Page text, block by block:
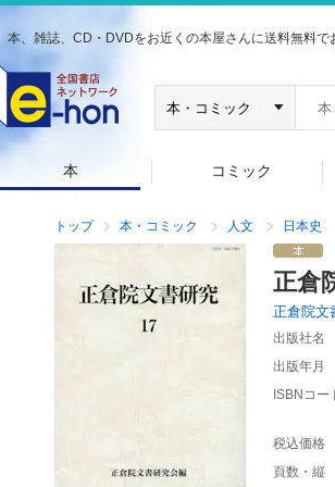
本、雑誌、CD・DVDをお近くの本屋さんに送料無料で
本 コミック
トップ 本・コミック 人文 日本史
正倉
正倉院文
出版社名
出版年月
ISBNコー
税込価格
頁数・縦